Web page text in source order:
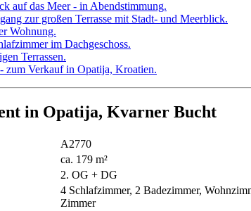
in Opatija, Kvarner Bucht
A2770
ca. 179 m²
2. OG + DG
4 Schlafzimmer, 2 Badezimmer,
Zimmer